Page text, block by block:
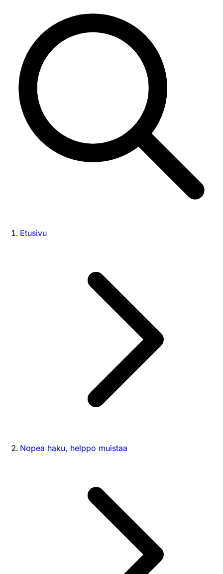
Etusivu
Nopea haku, helppo muistaa